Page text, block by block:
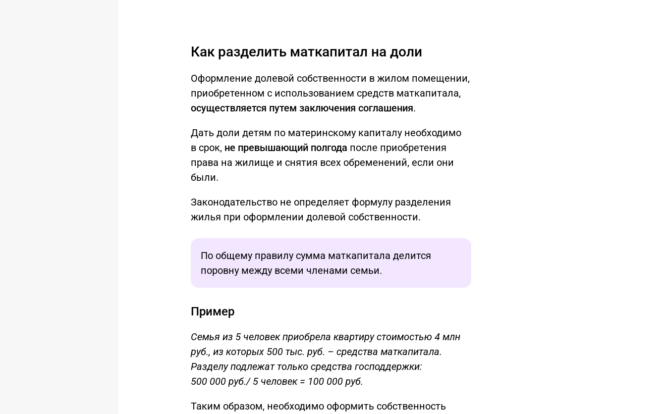
Как разделить маткапитал на доли
Оформление долевой собственности в жилом помещении,
приобретенном с использованием средств маткапитала,
осуществляется путем заключения соглашения.
Дать доли детям по материнскому капиталу необходимо
в срок, не превышающий полгода после приобретения
права на жилище и снятия всех обременений, если они
были.
Законодательство не определяет формулу разделения
жилья при оформлении долевой собственности.
По общему правилу сумма маткапитала делится
поровну между всеми членами семьи.
Пример
Семья из 5 человек приобрела квартиру стоимостью 4 млн
руб., из которых 500 тыс. руб. – средства маткапитала.
Разделу подлежат только средства господдержки:
500 000 руб./ 5 человек = 100 000 руб.
Таким образом, необходимо оформить собственность